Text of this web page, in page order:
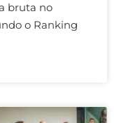
bruta no
o Ranking